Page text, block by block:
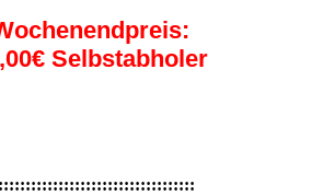
Selbstabholer